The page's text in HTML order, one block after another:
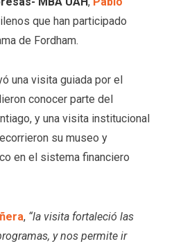
que han participado
de Fordham.
una visita guiada por el
conocer parte del
y una visita institucional
su museo y
en el sistema financiero
, “la visita fortaleció las
y nos permite ir